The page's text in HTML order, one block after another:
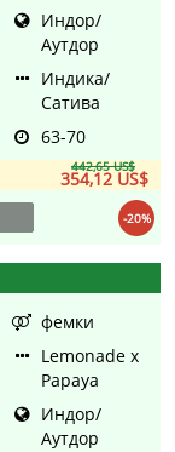
Индор/
Аутдор
Индика/
Сатива
63-70
442,65 US$
354,12 US$
-20%
фемки
Lemonade x
Papaya
Индор/
Аутдор